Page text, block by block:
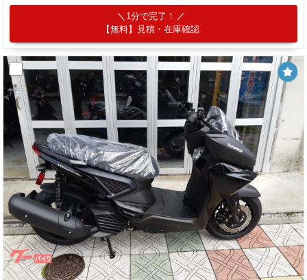
1分で完了！
【無料】見積・在庫確認